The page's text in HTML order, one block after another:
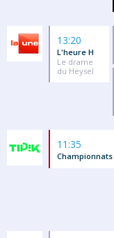
13:20
L'heure H
Le drame
du Heysel
11:35